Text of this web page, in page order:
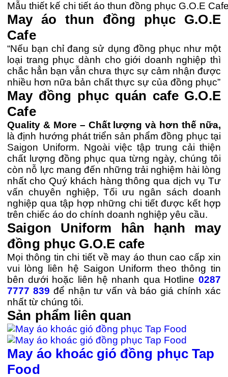
Mẫu thiết kế chi tiết áo thun đồng phục G.O.E
May áo thun đồng phục G.O.E
Cafe
“Nếu bạn chỉ đang sử dụng đồng phục như một
loại trang phục dành cho giới doanh nghiệp thì
chắc hẳn bạn vẫn chưa thực sự cảm nhận được
nhiều hơn nữa bản chất thực sự của đồng phục”
May đồng phục quán cafe G.O.E
Cafe
Quality & More – Chất lượng và hơn thế nữa,
là định hướng phát triển sản phẩm đồng phục tại
Saigon Uniform. Ngoài việc tập trung cải thiện
chất lượng đồng phục qua từng ngày, chúng tôi
còn nỗ lực mang đến những trải nghiệm hài lòng
nhất cho Quý khách hàng thông qua dịch vụ Tư
vấn chuyên nghiệp, Tối ưu ngân sách doanh
nghiệp qua tập hợp những chi tiết được kết hợp
trên chiếc áo do chính doanh nghiệp yêu cầu.
Saigon Uniform hân hạnh may
đồng phục G.O.E cafe
Mọi thông tin chi tiết về may áo thun cao cấp xin
vui lòng liên hệ Saigon Uniform theo thông tin
bên dưới hoặc liên hệ nhanh qua Hotline 0287
7777 839 để nhận tư vấn và báo giá chính xác
nhất từ chúng tôi.
Sản phẩm liên quan
May áo khoác gió đồng phục Tap
Food